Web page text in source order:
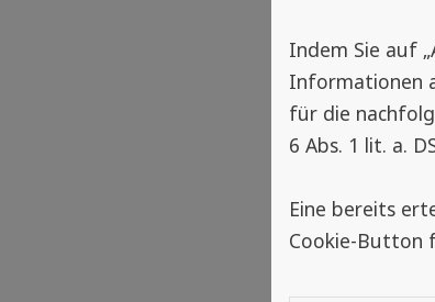
Indem Sie auf
Informationen
für die
6 Abs. 1 lit. a.
Eine bereits
Cookie-Button